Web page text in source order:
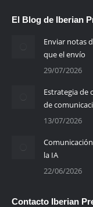
El Blog de Iberian
Enviar notas
que el envío
29/07/2026
Estrategia de
de
13/07/2026
la IA
22/06/2026
Contacto Iberian